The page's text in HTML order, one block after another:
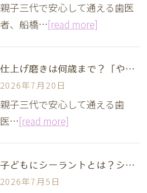
親子三代で安心して通える歯医
者、船橋…[read more]
仕上げ磨きは何歳まで？「やめどき」の見極め方
2026年7月20日
親子三代で安心して通える歯
医…[read more]
子どもにシーラントとは？シーラントって必要？船橋の歯医者が解説
2026年7月5日